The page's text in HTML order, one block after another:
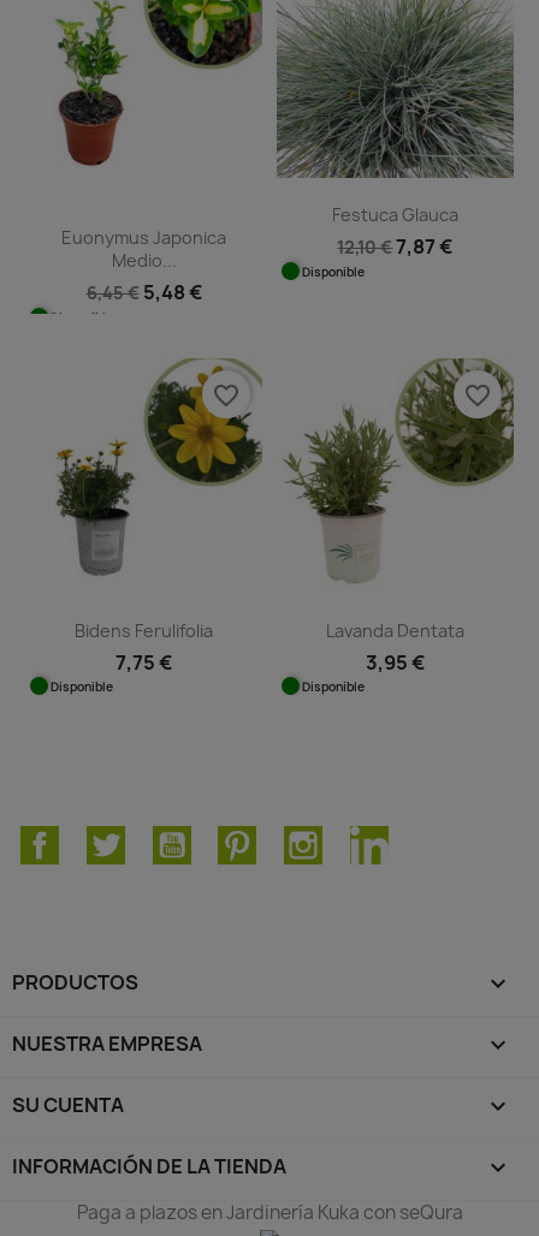
Euonymus Japonica
Medio...
6,45 € 5,48 €
Disponible
Festuca Glauca
12,10 €7,87 €
Disponible
Bidens Ferulifolia
7,75 €
Disponible
favorite_border
Lavanda Dentata
3,95 €
Disponible
favorite_border
FacebookTwitter YouTube PinterestInstagramLinkedIn
PRODUCTOS 
NUESTRA EMPRESA 
SU CUENTA 
INFORMACIÓN DE LA TIENDA keyboard_arrow_down
Paga a plazos en Jardinería Kuka con seQura